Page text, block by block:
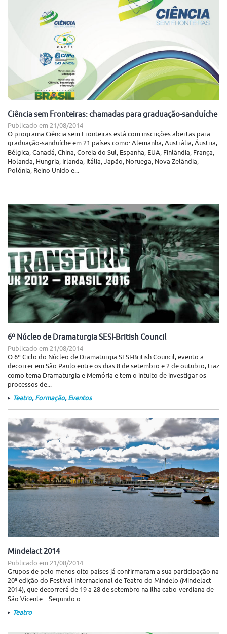
Ciência sem Fronteiras: chamadas para graduação-sanduíche
Publicado em 21/08/2014
O programa Ciência sem Fronteiras está com inscrições abertas para
graduação-sanduíche em 21 países como: Alemanha, Austrália, Áustria,
Bélgica, Canadá, China, Coreia do Sul, Espanha, EUA, Finlândia, França,
Holanda, Hungria, Irlanda, Itália, Japão, Noruega, Nova Zelândia,
Polónia, Reino Unido e...
6º Núcleo de Dramaturgia SESI-British Council
Publicado em 21/08/2014
O 6º Ciclo do Núcleo de Dramaturgia SESI-British Council, evento a
decorrer em São Paulo entre os dias 8 de setembro e 2 de outubro, traz
como tema Dramaturgia e Memória e tem o intuito de investigar os
processos de...
Teatro, Formação, Eventos
Mindelact 2014
Publicado em 21/08/2014
Grupos de pelo menos oito países já confirmaram a sua participação na
20ª edição do Festival Internacional de Teatro do Mindelo (Mindelact
2014), que decorrerá de 19 a 28 de setembro na ilha cabo-verdiana de
São Vicente. Segundo o...
Teatro